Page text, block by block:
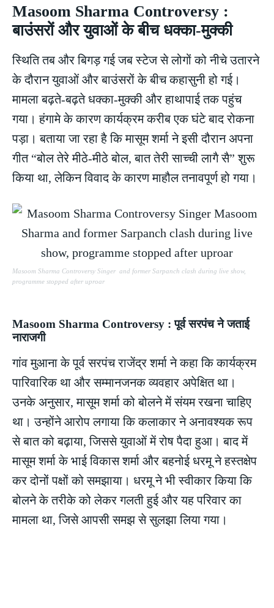
Masoom Sharma Controversy :
बाउंसरों और युवाओं के बीच धक्का-मुक्की
स्थिति तब और बिगड़ गई जब स्टेज से लोगों को नीचे उतारने
के दौरान युवाओं और बाउंसरों के बीच कहासुनी हो गई।
मामला बढ़ते-बढ़ते धक्का-मुक्की और हाथापाई तक पहुंच
गया। हंगामे के कारण कार्यक्रम करीब एक घंटे बाद रोकना
पड़ा। बताया जा रहा है कि मासूम शर्मा ने इसी दौरान अपना
गीत “बोल तेरे मीठे-मीठे बोल, बात तेरी साच्ची लागै सै” शुरू
किया था, लेकिन विवाद के कारण माहौल तनावपूर्ण हो गया।
Masoom Sharma Controversy Singer and former Sarpanch clash during live show,
programme stopped after uproar
Masoom Sharma Controversy : पूर्व सरपंच ने जताई
नाराजगी
गांव मुआना के पूर्व सरपंच राजेंद्र शर्मा ने कहा कि कार्यक्रम
पारिवारिक था और सम्मानजनक व्यवहार अपेक्षित था।
उनके अनुसार, मासूम शर्मा को बोलने में संयम रखना चाहिए
था। उन्होंने आरोप लगाया कि कलाकार ने अनावश्यक रूप
से बात को बढ़ाया, जिससे युवाओं में रोष पैदा हुआ। बाद में
मासूम शर्मा के भाई विकास शर्मा और बहनोई धरमू ने हस्तक्षेप
कर दोनों पक्षों को समझाया। धरमू ने भी स्वीकार किया कि
बोलने के तरीके को लेकर गलती हुई और यह परिवार का
मामला था, जिसे आपसी समझ से सुलझा लिया गया।